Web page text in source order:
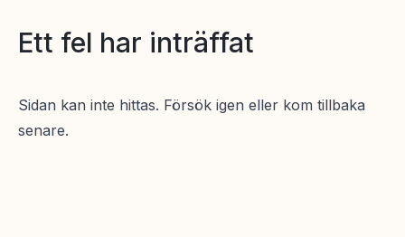
Ett fel har inträffat
Sidan kan inte hittas. Försök igen eller kom tillbaka
senare.